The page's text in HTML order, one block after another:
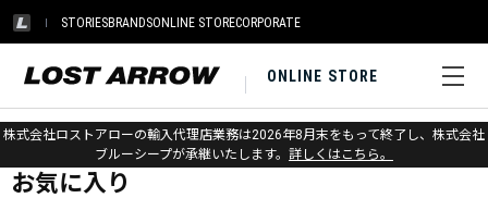
STORIESBRANDSONLINE STORECORPORATE
ONLINE STORE
株式会社ロストアローの輸入代理店業務は2026年8月末をもって終了し、株式会社
ブルーシープが承継いたします。 詳しくはこちら。
ホーム > お気に入り
お気に入り